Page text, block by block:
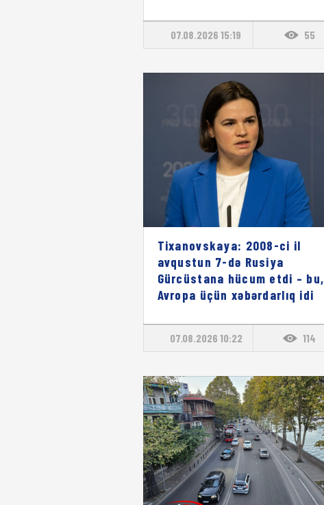
07.08.2026 15:19 55
Tixanovskaya: 2008-ci il
avqustun 7-də Rusiya
Gürcüstana hücum etdi – bu,
Avropa üçün xəbərdarlıq idi
07.08.2026 10:22 114